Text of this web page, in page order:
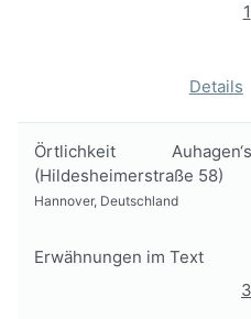
1
Details
Örtlichkeit
(Hildesheimerstraße 58)
Hannover, Deutschland
Erwähnungen im Text
3